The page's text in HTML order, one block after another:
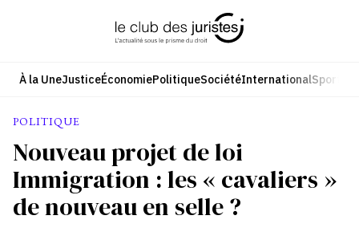
À la UneJusticeÉconomiePolitiqueSociétéInternationalSport
POLITIQUE
Nouveau projet de loi
Immigration : les « cavaliers »
de nouveau en selle ?